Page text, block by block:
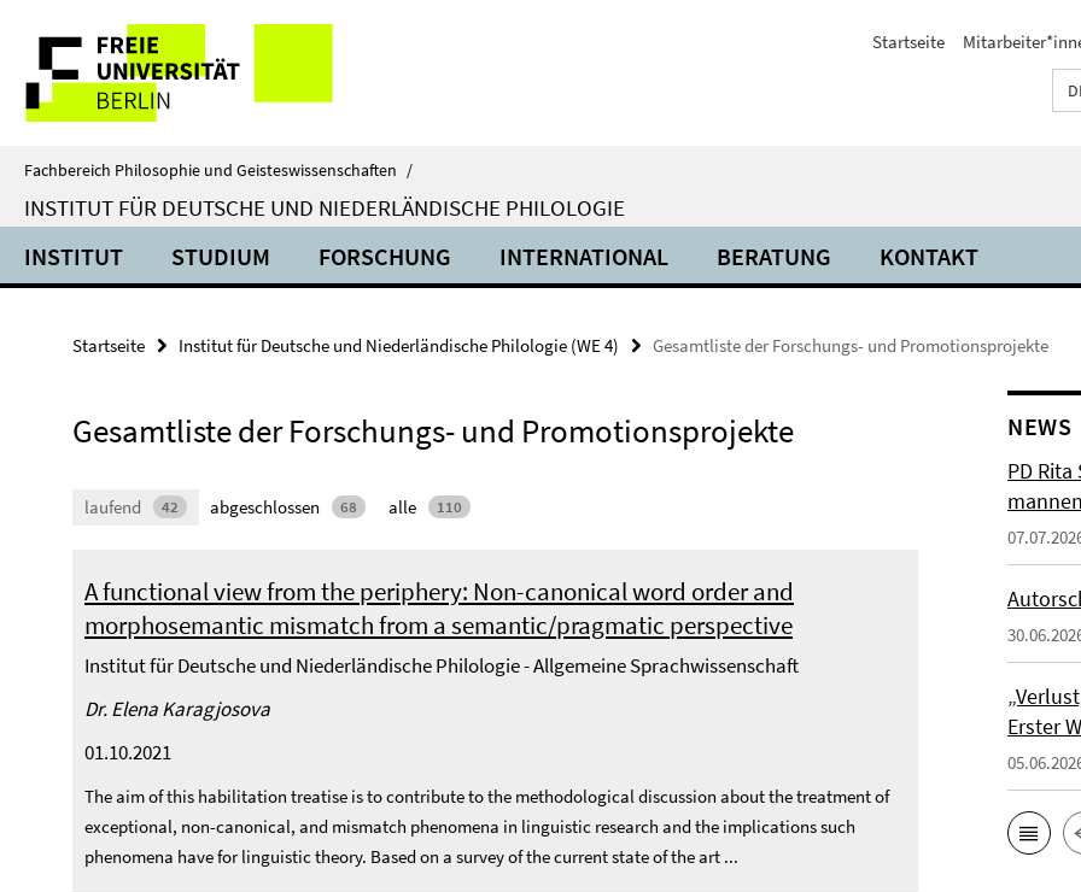
direkt
Inhalt
Service-
Navigation
Startseite
Fachbereich Philosophie und Geisteswissenschaften /
INSTITUT FÜR DEUTSCHE UND NIEDERLÄNDISCHE PHILOLOGIE
INSTITUT STUDIUM FORSCHUNG INTERNATIONAL BERATUNG KONTAKT
Startseite Institut für Deutsche und Niederländische Philologie (WE 4) Gesamtliste der Forschungs- und Promotionsprojekte
Gesamtliste der Forschungs- und Promotionsprojekte
42
laufend 68
abgeschlossen 110
alle
A functional view from the periphery: Non-canonical word order and
morphosemantic mismatch from a semantic/pragmatic perspective
Institut für Deutsche und Niederländische Philologie - Allgemeine Sprachwissenschaft
Dr. Elena Karagjosova
01.10.2021
The aim of this habilitation treatise is to contribute to the methodological discussion about the treatment of
exceptional, non-canonical, and mismatch phenomena in linguistic research and the implications such
phenomena have for linguistic theory. Based on a survey of the current state of the art ...
NEWS
PD
Erster